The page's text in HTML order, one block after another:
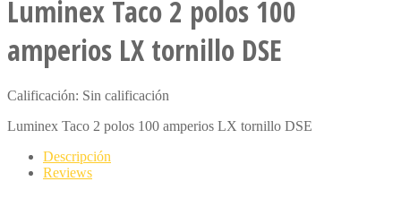
Luminex Taco 2 polos 100
amperios LX tornillo DSE
Calificación: Sin calificación
Luminex Taco 2 polos 100 amperios LX tornillo DSE
Descripción
Reviews